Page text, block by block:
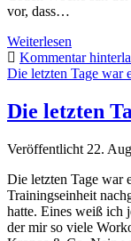
vor, dass…
Weiterlesen
und
hat
so
Charme
Kommentar
Die letzten Tage war
Die letzten
Veröffentlicht 22.
Die letzten Tage war
Trainingseinheit
hatte. Eines weiß ich
der mir so viele